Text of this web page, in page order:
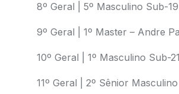
8º Geral | 5º Masculino Sub-
9º Geral | 1º Master – Andre
10º Geral | 1º Masculino Sub-
11º Geral | 2º Sênior